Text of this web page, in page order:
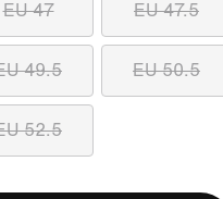
EU 47 EU 47.5
49.5 EU 50.5
52.5